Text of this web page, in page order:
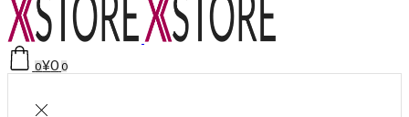
0¥0 0